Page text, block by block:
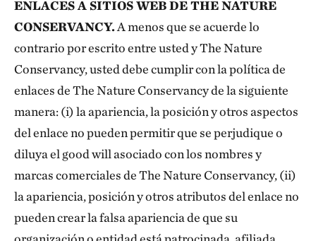
ENLACES A SITIOS WEB DE THE NATURE
CONSERVANCY.A menos que se acuerde lo
contrario por escrito entre usted y The Nature
Conservancy, usted debe cumplir con la política de
enlaces de The Nature Conservancy de la siguiente
manera: (i) la apariencia, la posición y otros aspectos
del enlace no pueden permitir que se perjudique o
diluya el good will asociado con los nombres y
marcas comerciales de The Nature Conservancy, (ii)
la apariencia, posición y otros atributos del enlace no
pueden crear la falsa apariencia de que su